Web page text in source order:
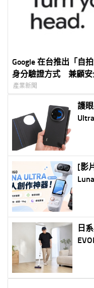
Google 在台推出「自
身分驗證方式 兼顧安
產業新聞
護
[影
日